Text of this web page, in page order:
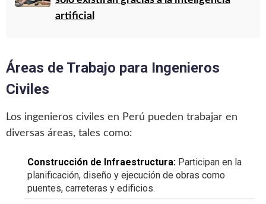
artificial
Áreas de Trabajo para Ingenieros
Civiles
Los ingenieros civiles en Perú pueden trabajar en
diversas áreas, tales como:
Construcción de Infraestructura: Participan en la
planificación, diseño y ejecución de obras como
puentes, carreteras y edificios.